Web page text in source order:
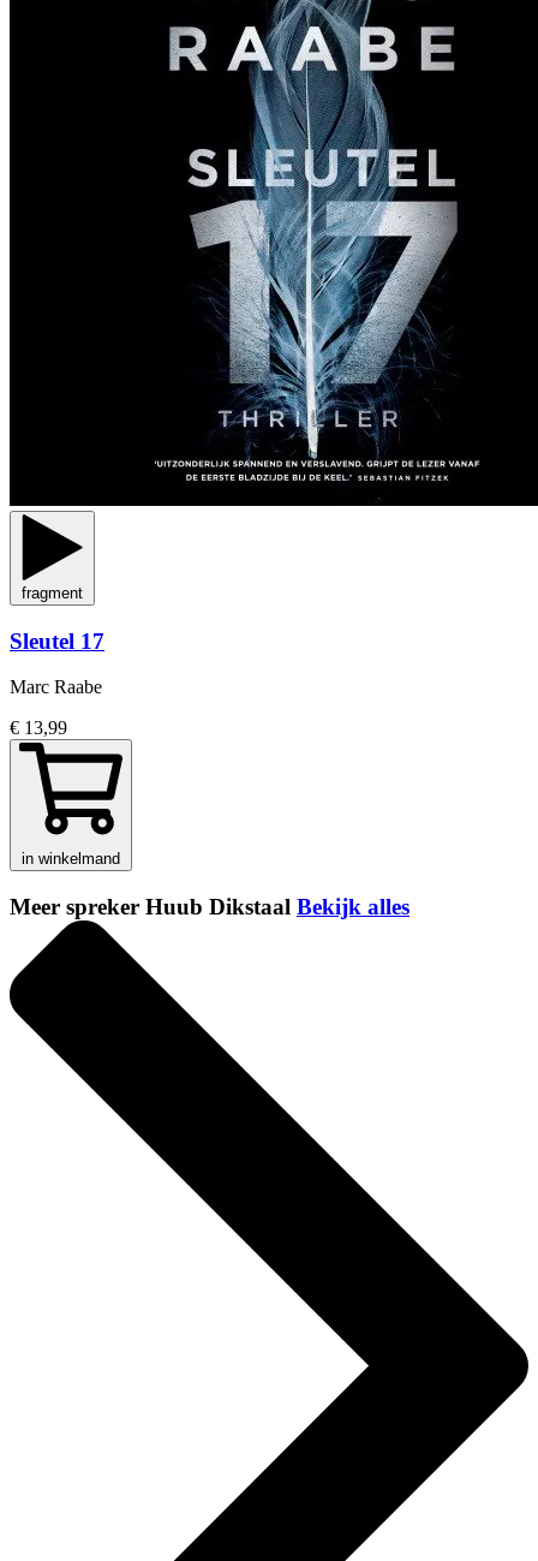
fragment
Sleutel 17
Marc Raabe
€ 13,99
in winkelmand
Meer spreker Huub Dikstaal Bekijk alles